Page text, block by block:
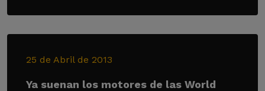
25 de Abril de 2013
Ya suenan los motores de las World